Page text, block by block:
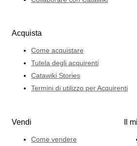
Acquista
Come acquistare
Tutela degli acquirenti
Catawiki Stories
Termini di utilizzo per Acquirenti
Vendi
Come vendere
Il